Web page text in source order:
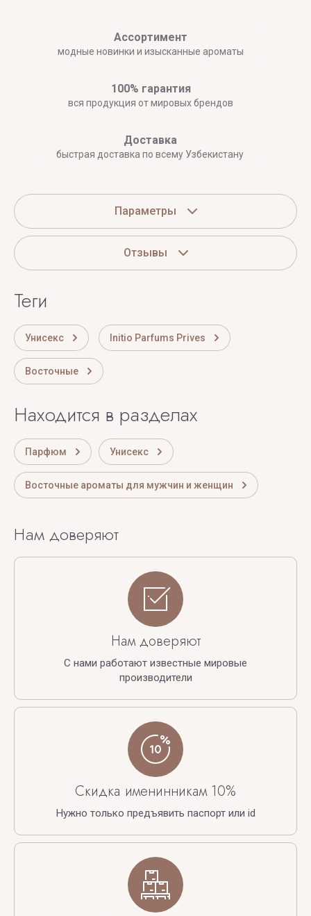
Ассортимент
модные новинки и изысканные ароматы
100% гарантия
вся продукция от мировых брендов
Доставка
быстрая доставка по всему Узбекистану
Параметры
Отзывы
теги
Унисекс Initio Parfums Prives
Восточные
Находится в разделах
Парфюм Унисекс
Восточные ароматы для мужчин и женщин
Нам доверяют
Нам доверяют
С нами работают известные мировые
производители
Скидка именинникам 10%
Нужно только предъявить паспорт или id